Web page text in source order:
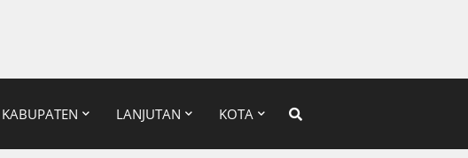
KABUPATEN LANJUTAN KOTA